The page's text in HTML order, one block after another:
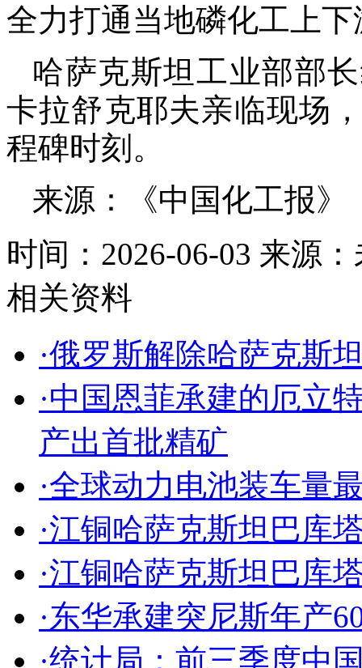
全力打通当地磷化工上
哈萨克斯坦工业部部
卡拉舒克耶夫亲临现场
程碑时刻。
来源：《中国化工报》
时间：2026-06-03 来源：
相关资料
·俄罗斯解除哈萨克斯
·中国恩菲承建的厄立
产出首批精矿
·全球动力电池装车量
·江铜哈萨克斯坦巴库
·江铜哈萨克斯坦巴库
·东华承建突尼斯年产
·统计局：前三季度中